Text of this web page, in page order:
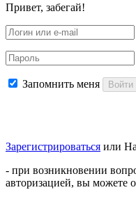
Привет, забегай!
Запомнить меня Войти
Зарегистрироваться или
- при возникновении
авторизацией, вы можете